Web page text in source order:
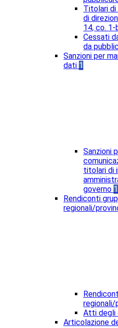
Titolari di
di
14, co.
Cessati
da
Sanzioni per
dati 1
Sanzioni
titolari di
governo 1
Rendiconti
regionali/
regionali/
Atti degli
Articolazione